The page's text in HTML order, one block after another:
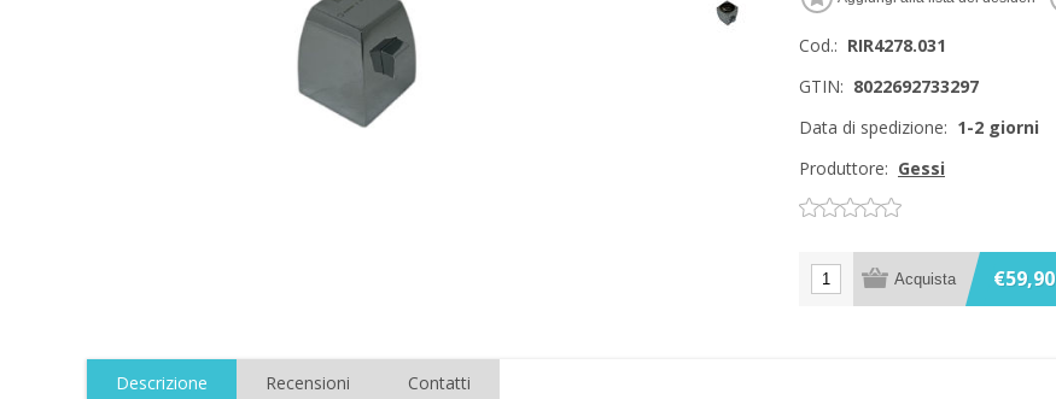
Cod.: RIR4278.031
GTIN: 8022692733297
Data di spedizione: 1-2 giorni
Produttore: Gessi
€59,90
Descrizione Recensioni Contatti